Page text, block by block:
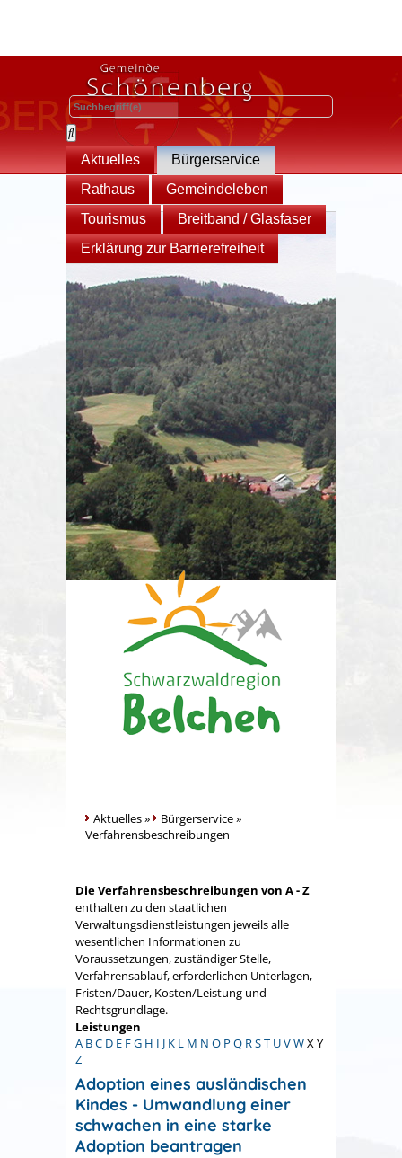
Aktuelles
Bürgerservice
Rathaus
Gemeindeleben
Tourismus
Breitband / Glasfaser
Erklärung zur Barrierefreiheit
Aktuelles» Bürgerservice»
Verfahrensbeschreibungen
Die Verfahrensbeschreibungen von A - Z
enthalten zu den staatlichen
Verwaltungsdienstleistungen jeweils alle
wesentlichen Informationen zu
Voraussetzungen, zuständiger Stelle,
Verfahrensablauf, erforderlichen Unterlagen,
Fristen/Dauer, Kosten/Leistung und
Rechtsgrundlage.
Leistungen
A BC D E FG H I J K L M N O P Q RST UVWX Y
Z
Adoption eines ausländischen
Kindes - Umwandlung einer
schwachen in eine starke
Adoption beantragen